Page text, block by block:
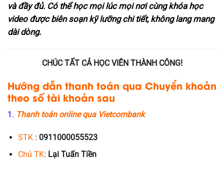
và đầy đủ. Có thể học mọi lúc mọi nơi cùng khóa học
video được biên soạn kỹ lưỡng chi tiết, không lang mang
dài dòng.
CHÚC TẤT CẢ HỌC VIÊN THÀNH CÔNG!
Hướng dẫn thanh toán qua Chuyển khoản
theo số tài khoản sau
1. Thanh toán online qua Vietcombank
STK: 0911000055523
Chủ TK: Lại Tuấn Tiền